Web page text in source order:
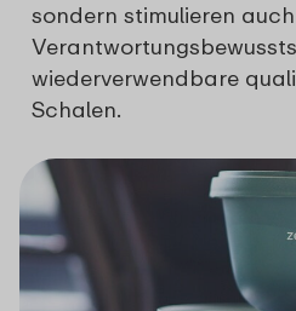
sondern stimulieren
wiederverwendbare
Schalen.